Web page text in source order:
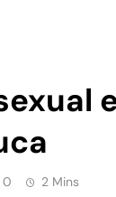
0 2 Mins